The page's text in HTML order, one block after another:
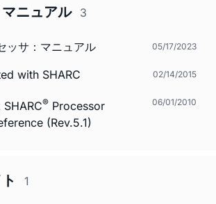
ニュアル 3
ッサ：マニュアル 05/17/2023
with SHARC 02/14/2015
® Processor
(Rev.5.1)
06/01/2010
1